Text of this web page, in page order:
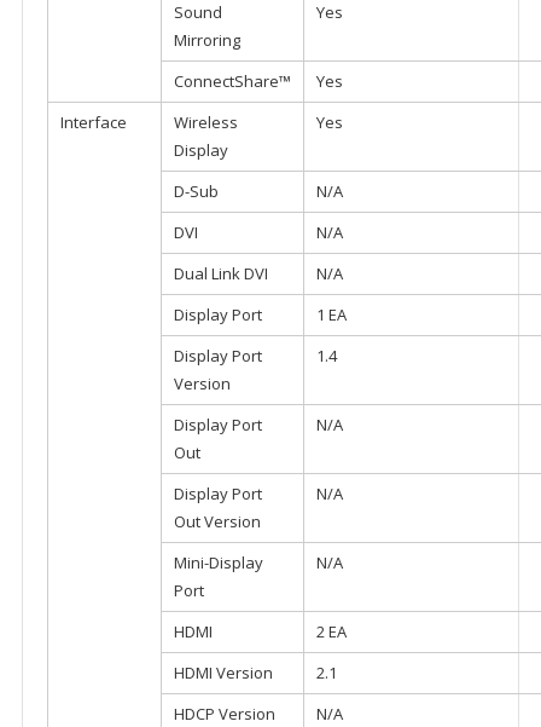
Sound
Mirroring
Yes
ConnectShare™
Yes
Interface
Wireless
Display
Yes
D-Sub
N/A
DVI
N/A
Dual Link DVI
N/A
Display Port
1 EA
Display Port
Version
1.4
Display Port
Out
N/A
Display Port
Out Version
N/A
Mini-Display
Port
N/A
HDMI
2 EA
HDMI Version
2.1
HDCP Version
N/A